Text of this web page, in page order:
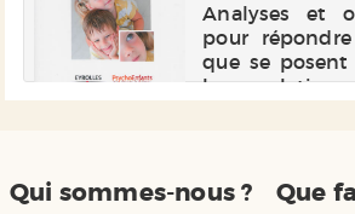
Analyses et
pour
que se
les
comme
Qui sommes-nous ? Que